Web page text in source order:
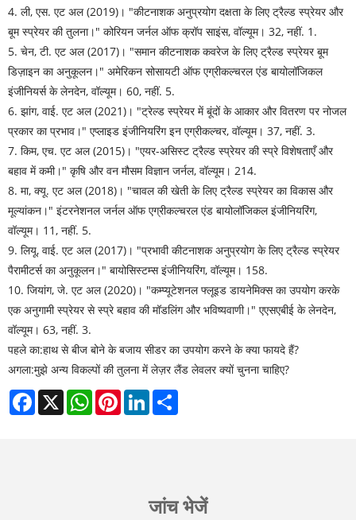
4. ली, एस. एट अल (2019)। "कीटनाशक अनुप्रयोग दक्षता के लिए ट्रैल्ड स्प्रेयर और
बूम स्प्रेयर की तुलना।" कोरियन जर्नल ऑफ क्रॉप साइंस, वॉल्यूम। 32, नहीं. 1.
5. चेन, टी. एट अल (2017)। "समान कीटनाशक कवरेज के लिए ट्रैल्ड स्प्रेयर बूम
डिज़ाइन का अनुकूलन।" अमेरिकन सोसायटी ऑफ एग्रीकल्चरल एंड बायोलॉजिकल
इंजीनियर्स के लेनदेन, वॉल्यूम। 60, नहीं. 5.
6. झांग, वाई. एट अल (2021)। "ट्रेल्ड स्प्रेयर में बूंदों के आकार और वितरण पर नोजल
प्रकार का प्रभाव।" एप्लाइड इंजीनियरिंग इन एग्रीकल्चर, वॉल्यूम। 37, नहीं. 3.
7. किम, एच. एट अल (2015)। "एयर-असिस्ट ट्रैल्ड स्प्रेयर की स्प्रे विशेषताएँ और
बहाव में कमी।" कृषि और वन मौसम विज्ञान जर्नल, वॉल्यूम। 214.
8. मा, क्यू. एट अल (2018)। "चावल की खेती के लिए ट्रैल्ड स्प्रेयर का विकास और
मूल्यांकन।" इंटरनेशनल जर्नल ऑफ एग्रीकल्चरल एंड बायोलॉजिकल इंजीनियरिंग,
वॉल्यूम। 11, नहीं. 5.
9. लियू, वाई. एट अल (2017)। "प्रभावी कीटनाशक अनुप्रयोग के लिए ट्रैल्ड स्प्रेयर
पैरामीटर्स का अनुकूलन।" बायोसिस्टम्स इंजीनियरिंग, वॉल्यूम। 158.
10. जियांग, जे. एट अल (2020)। "कम्प्यूटेशनल फ्लूइड डायनेमिक्स का उपयोग करके
एक अनुगामी स्प्रेयर से स्प्रे बहाव की मॉडलिंग और भविष्यवाणी।" एएसएबीई के लेनदेन,
वॉल्यूम। 63, नहीं. 3.
पहले का:हाथ से बीज बोने के बजाय सीडर का उपयोग करने के क्या फायदे हैं?
अगला:मुझे अन्य विकल्पों की तुलना में लेज़र लैंड लेवलर क्यों चुनना चाहिए?
Facebook
X WhatsAppPinterestLinkedIn
जांच भेजें